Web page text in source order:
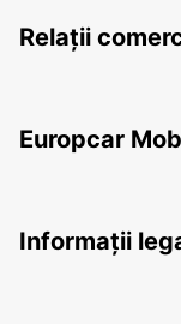
Relații
Europcar
Informații